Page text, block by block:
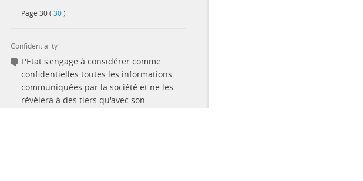
Page 30( 30)
Confidentiality
L'Etat s'engage à considérer comme
confidentielles toutes les informations
communiquées par la société et ne les
révèlera à des tiers qu'avec son